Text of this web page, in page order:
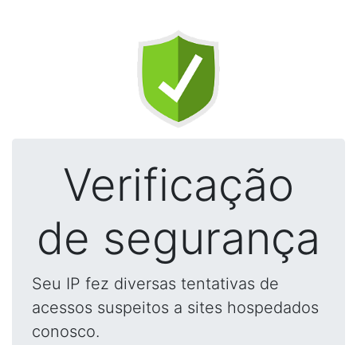
Verificação
de segurança
Seu IP fez diversas tentativas de
acessos suspeitos a sites hospedados
conosco.